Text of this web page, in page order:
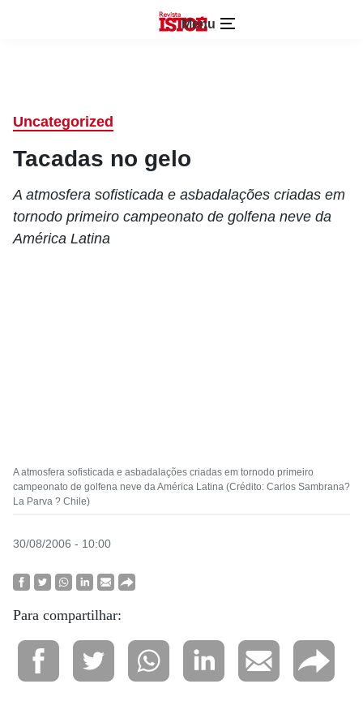
Menu
Uncategorized
Tacadas no gelo
A atmosfera sofisticada e asbadalações criadas em
tornodo primeiro campeonato de golfena neve da
América Latina
A atmosfera sofisticada e asbadalações criadas em tornodo primeiro
campeonato de golfena neve da América Latina (Crédito: Carlos Sambrana?
La Parva ? Chile)
30/08/2006 - 10:00
Para compartilhar: